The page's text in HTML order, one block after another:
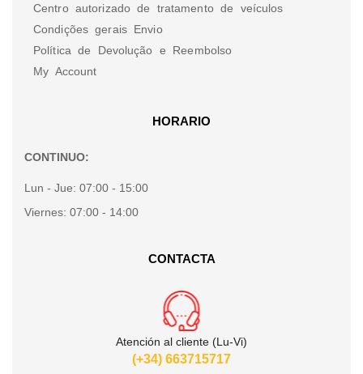
Centro autorizado de tratamento de veículos
Condições gerais Envio
Política de Devolução e Reembolso
My Account
HORARIO
CONTINUO:
Lun - Jue: 07:00 - 15:00
Viernes: 07:00 - 14:00
CONTACTA
Atención al cliente (Lu-Vi)
(+34) 663715717